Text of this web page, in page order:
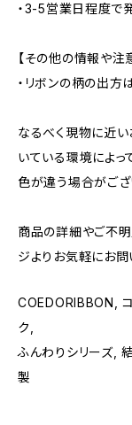
・3-5営業日程度で
【その他の情報や注
・リボンの柄の出方
なるべく現物に近
いている環境によっ
色が違う場合がござ
商品の詳細やご不
ジよりお気軽にお問
COEDORIBBON,
ク,
ふんわりシリーズ,
製